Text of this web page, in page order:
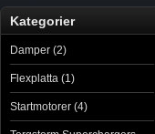
Kategorier
Damper (2)
Flexplatta (1)
Startmotorer (4)